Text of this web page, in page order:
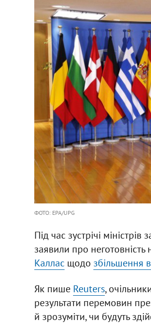
ФОТО: EPA/UPG
Під час зустрічі
заявили про
Калласщодо збільшення
Як пише Reuters,
результати перемовин
й зрозуміти, чи будуть